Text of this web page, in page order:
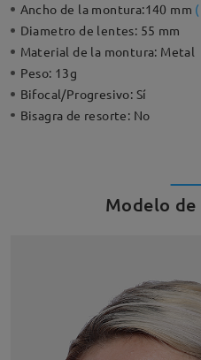
Ancho de la montura:140 mm (
Diametro de lentes: 55 mm
Material de la montura: Metal
Peso: 13g
Bifocal/Progresivo: Sí
Bisagra de resorte: No
Modelo